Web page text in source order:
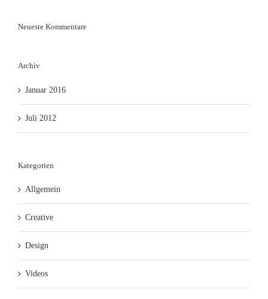
Neueste Kommentare
Archiv
Januar 2016
Juli 2012
Kategorien
Allgemein
Creative
Design
Videos